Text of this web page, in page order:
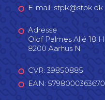
E-mail: stpk@stpk.dk
Adresse
Olof Palmes Allé 18 H
8200 Aarhus N
CVR: 39850885
EAN: 5798000363670